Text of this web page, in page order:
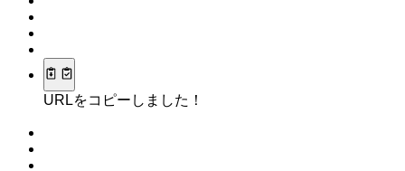
URLをコピーしました！